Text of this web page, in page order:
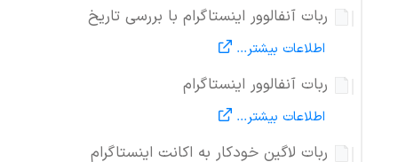
ربات آنفالوور اینستاگرام با بررسی تاریخ
اطلاعات بیشتر...
ربات آنفالوور اینستاگرام
اطلاعات بیشتر...
ربات لاگین خودکار به اکانت اینستاگرام